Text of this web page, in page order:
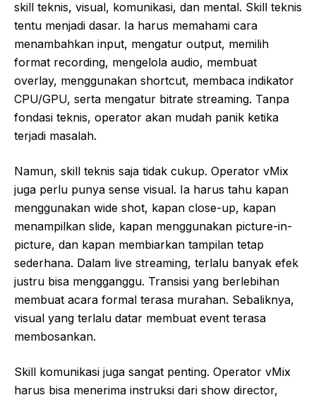
skill teknis, visual, komunikasi, dan mental. Skill teknis
tentu menjadi dasar. Ia harus memahami cara
menambahkan input, mengatur output, memilih
format recording, mengelola audio, membuat
overlay, menggunakan shortcut, membaca indikator
CPU/GPU, serta mengatur bitrate streaming. Tanpa
fondasi teknis, operator akan mudah panik ketika
terjadi masalah.
Namun, skill teknis saja tidak cukup. Operator vMix
juga perlu punya sense visual. Ia harus tahu kapan
menggunakan wide shot, kapan close-up, kapan
menampilkan slide, kapan menggunakan picture-in-
picture, dan kapan membiarkan tampilan tetap
sederhana. Dalam live streaming, terlalu banyak efek
justru bisa mengganggu. Transisi yang berlebihan
membuat acara formal terasa murahan. Sebaliknya,
visual yang terlalu datar membuat event terasa
membosankan.
Skill komunikasi juga sangat penting. Operator vMix
harus bisa menerima instruksi dari show director,